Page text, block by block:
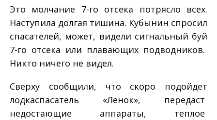
Это молчание 7­-го отсека потрясло всех.
Наступила долгая тишина. Кубынин спросил
спасателей, может, видели сигнальный буй
7-­го отсека или плавающих подводников.
Никто ничего не видел.
Сверху сообщили, что скоро подойдет
лодка­спасатель «Ленок», передаст
недостающие аппараты, теплое